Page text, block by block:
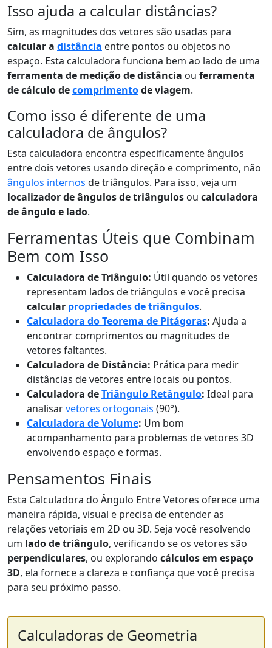
Isso ajuda a calcular distâncias?
Sim, as magnitudes dos vetores são usadas para
calcular a distância entre pontos ou objetos no
espaço. Esta calculadora funciona bem ao lado de uma
ferramenta de medição de distância ou ferramenta
de cálculo decomprimentode viagem.
Como isso é diferente de uma
calculadora de ângulos?
Esta calculadora encontra especificamente ângulos
entre dois vetores usando direção e comprimento, não
ângulos internos de triângulos. Para isso, veja um
localizador de ângulos de triângulos ou calculadora
de ângulo e lado.
Ferramentas Úteis que Combinam
Bem com Isso
Calculadora de Triângulo: Útil quando os vetores
representam lados de triângulos e você precisa
calcular propriedades de triângulos.
Calculadora do Teorema de Pitágoras: Ajuda a
encontrar comprimentos ou magnitudes de
vetores faltantes.
Calculadora de Distância: Prática para medir
distâncias de vetores entre locais ou pontos.
Calculadora deTriângulo Retângulo: Ideal para
analisarvetores ortogonais (90°).
Calculadora de Volume: Um bom
acompanhamento para problemas de vetores 3D
envolvendo espaço e formas.
Pensamentos Finais
Esta Calculadora do Ângulo Entre Vetores oferece uma
maneira rápida, visual e precisa de entender as
relações vetoriais em 2D ou 3D. Seja você resolvendo
um lado de triângulo, verificando se os vetores são
perpendiculares, ou explorando cálculos em espaço
3D, ela fornece a clareza e confiança que você precisa
para seu próximo passo.
Calculadoras de Geometria